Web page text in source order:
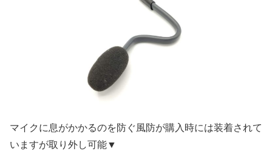
マイクに息がかかるのを防ぐ風防が購入時には装着されて
いますが取り外し可能▼